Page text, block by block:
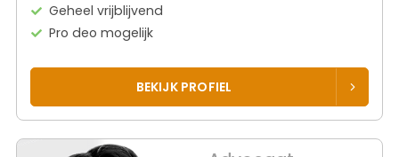
Geheel vrijblijvend
Pro deo mogelijk
BEKIJK PROFIEL